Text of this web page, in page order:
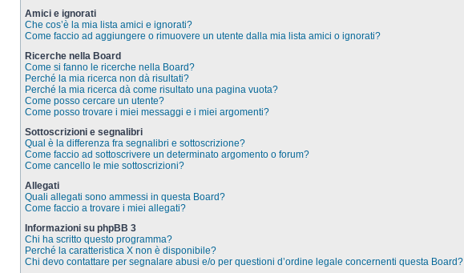
Amici e ignorati
Che cos’è la mia lista amici e ignorati?
Come faccio ad aggiungere o rimuovere un utente dalla mia lista amici o ignorati?
Ricerche nella Board
Come si fanno le ricerche nella Board?
Perché la mia ricerca non dà risultati?
Perché la mia ricerca dà come risultato una pagina vuota?
Come posso cercare un utente?
Come posso trovare i miei messaggi e i miei argomenti?
Sottoscrizioni e segnalibri
Qual è la differenza fra segnalibri e sottoscrizione?
Come faccio ad sottoscrivere un determinato argomento o forum?
Come cancello le mie sottoscrizioni?
Allegati
Quali allegati sono ammessi in questa Board?
Come faccio a trovare i miei allegati?
Informazioni su phpBB 3
Chi ha scritto questo programma?
Perché la caratteristica X non è disponibile?
Chi devo contattare per segnalare abusi e/o per questioni d’ordine legale concernenti questa Board?